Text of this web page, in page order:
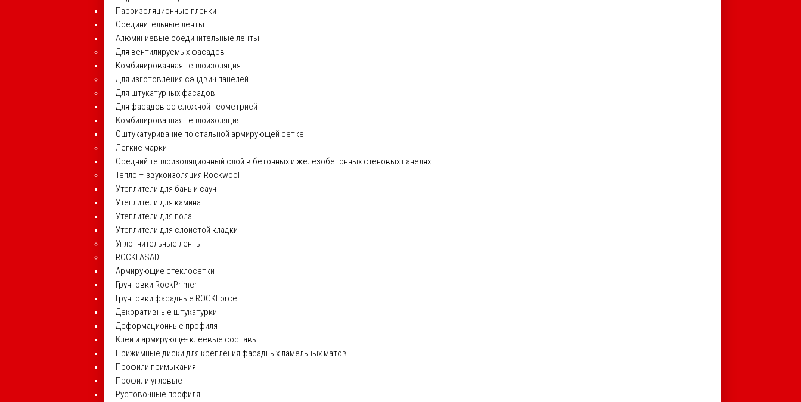
Пароизоляционные пленки
Соединительные ленты
Алюминиевые соединительные ленты
Для вентилируемых фасадов
Комбинированная теплоизоляция
Для изготовления сэндвич панелей
Для штукатурных фасадов
Для фасадов со сложной геометрией
Комбинированная теплоизоляция
Оштукатуривание по стальной армирующей сетке
Легкие марки
Средний теплоизоляционный слой в бетонных и железобетонных стеновых панелях
Тепло – звукоизоляция Rockwool
Утеплители для бань и саун
Утеплители для камина
Утеплители для пола
Утеплители для слоистой кладки
Уплотнительные ленты
ROCKFASADE
Армирующие стеклосетки
Грунтовки RockPrimer
Грунтовки фасадные ROCKForce
Декоративные штукатурки
Деформационные профиля
Клеи и армирующе- клеевые составы
Прижимные диски для крепления фасадных ламельных матов
Профили примыкания
Профили угловые
Рустовочные профиля